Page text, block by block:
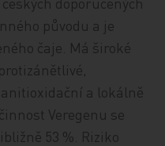
původu a je
čaje. Má široké
a lokálně
Veregenu se
53 %. Riziko